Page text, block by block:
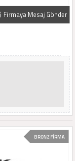
Firmaya Mesaj Gönder
BRONZ FİRMA